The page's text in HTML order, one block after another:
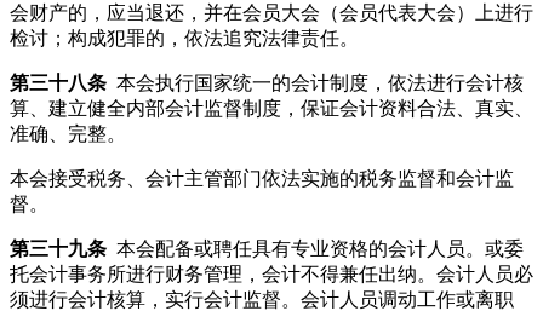
会财产的，应当退还，并在会员大会（会员代表大会）上进行
检讨；构成犯罪的，依法追究法律责任。
第三十八条 本会执行国家统一的会计制度，依法进行会计核
算、建立健全内部会计监督制度，保证会计资料合法、真实、
准确、完整。
本会接受税务、会计主管部门依法实施的税务监督和会计监
督。
第三十九条 本会配备或聘任具有专业资格的会计人员。或委
托会计事务所进行财务管理，会计不得兼任出纳。会计人员必
须进行会计核算，实行会计监督。会计人员调动工作或离职